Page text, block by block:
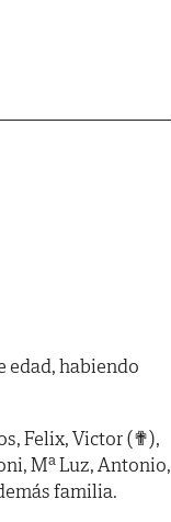
edad, habiendo
Felix, Victor (✟),
Mª Luz, Antonio,
familia.